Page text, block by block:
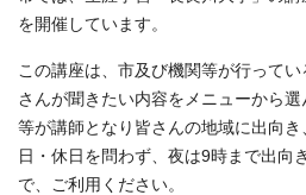
を開催しています。
この講座は、市及び機関等が行って
さんが聞きたい内容をメニューから
等が講師となり皆さんの地域に出向
日・休日を問わず、夜は9時まで出向
で、ご利用ください。